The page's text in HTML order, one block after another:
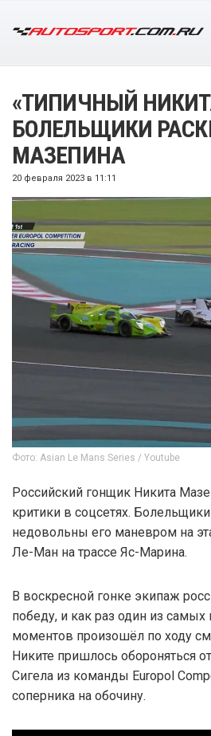
«ТИПИЧНЫЙ
БОЛЕЛЬЩИКИ
МАЗЕПИНА
20 февраля 2023 в 11:11
Фото: Asian Le Mans Series / Youtube
Российский гонщик Никита
критики в соцсетях. Болельщики
недовольны его маневром на
Ле-Ман на трассе Яс-Марина.
В воскресной гонке экипаж
победу, и как раз один из
моментов произошёл по ходу
Никите пришлось обороняться
Сигела из команды Europol
соперника на обочину.